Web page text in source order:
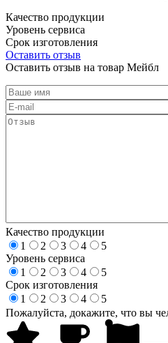
Качество продукции
Уровень сервиса
Срок изготовления
Оставить отзыв
Оставить отзыв на товар Мейбл
Качество продукции
1
2 3 4
5
Уровень сервиса
1
2 3 4
5
Срок изготовления
1
2 3 4
5
Пожалуйста, докажите, что вы